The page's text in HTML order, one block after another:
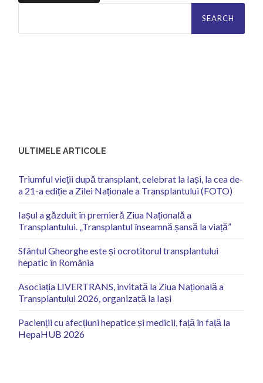
ULTIMELE ARTICOLE
Triumful vieții după transplant, celebrat la Iași, la cea de-
a 21-a ediție a Zilei Naționale a Transplantului (FOTO)
Iașul a găzduit în premieră Ziua Națională a
Transplantului. „Transplantul înseamnă șansă la viață”
Sfântul Gheorghe este și ocrotitorul transplantului
hepatic în România
Asociația LIVERTRANS, invitată la Ziua Națională a
Transplantului 2026, organizată la Iași
Pacienții cu afecțiuni hepatice și medicii, față în față la
HepaHUB 2026